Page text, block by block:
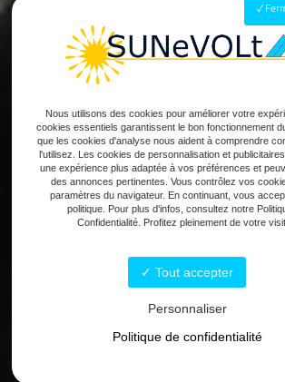
Nous utilisons des cookies pour améliorer votre
cookies essentiels garantissent le bon fonctionnement
que les cookies d'analyse nous aident à comprendre
l'utilisez. Les cookies de personnalisation et
une expérience plus adaptée à vos préférences et
des annonces pertinentes. Vous contrôlez vos
paramètres du navigateur. En continuant, vous
politique. Pour plus d'infos, consultez notre
Confidentialité. Profitez pleinement de votre
Tout accepter
Personnaliser
Politique de confidentialité